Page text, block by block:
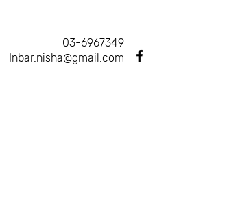
03-6967349
Inbar.nisha@gmail.com